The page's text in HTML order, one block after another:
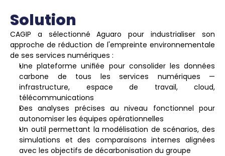
Solution
CAGIP a sélectionné Aguaro pour industrialiser son
approche de réduction de l'empreinte environnementale
de ses services numériques :
Une plateforme unifiée pour consolider les données
carbone de tous les services numériques —
infrastructure, espace de travail, cloud,
télécommunications
Des analyses précises au niveau fonctionnel pour
autonomiser les équipes opérationnelles
Un outil permettant la modélisation de scénarios, des
simulations et des comparaisons internes alignées
avec les objectifs de décarbonisation du groupe